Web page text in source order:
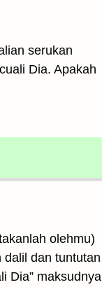
serukan
Dia. Apakah
olehmu)
dalil dan tuntutan
Dia” maksudnya